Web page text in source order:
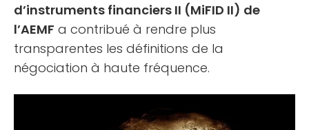
d’instruments financiers II (MiFID II) de
l’AEMF a contribué à rendre plus
transparentes les définitions de la
négociation à haute fréquence.